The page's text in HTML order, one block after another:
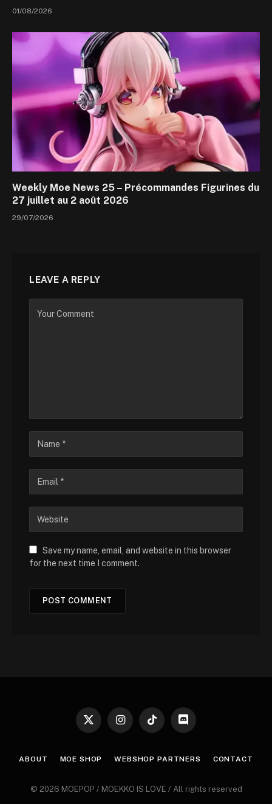
01/08/2026
Weekly Moe News 25 – Précommandes Figurines du
27 juillet au 2 août 2026
29/07/2026
LEAVE A REPLY
Save my name, email, and website in this browser
for the next time I comment.
X
InstagramTikTok Discord
ABOUT MOE SHOP WEBSHOP PARTNERS CONTACT
© 2026 MOEPOP / MOEKKO IS LOVE / All rights reserved